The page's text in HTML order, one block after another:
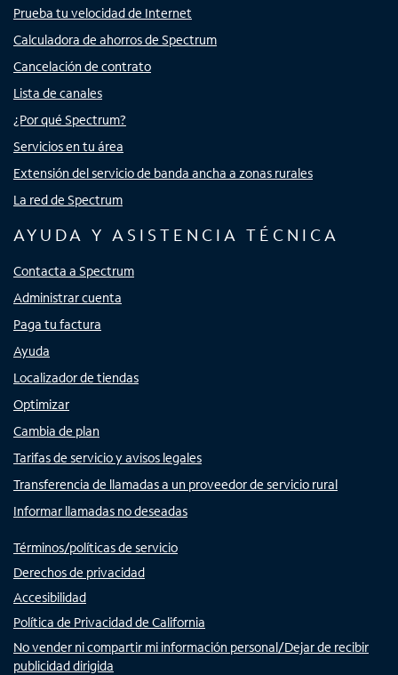
Prueba tu velocidad de Internet
Calculadora de ahorros de Spectrum
Cancelación de contrato
Lista de canales
¿Por qué Spectrum?
Servicios en tu área
Extensión del servicio de banda ancha a zonas rurales
La red de Spectrum
AYUDA Y ASISTENCIA TÉCNICA
Contacta a Spectrum
Administrar cuenta
Paga tu factura
Ayuda
Localizador de tiendas
Optimizar
Cambia de plan
Tarifas de servicio y avisos legales
Transferencia de llamadas a un proveedor de servicio rural
Informar llamadas no deseadas
Términos/políticas de servicio
Derechos de privacidad
Accesibilidad
Política de Privacidad de California
No vender ni compartir mi información personal/Dejar de recibir
publicidad dirigida